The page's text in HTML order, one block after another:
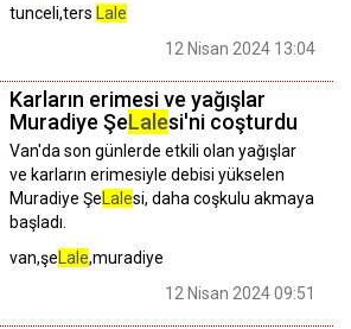
tunceli,ters
Lale
12 Nisan 2024 13:04
Karların erimesi ve yağışlar
Muradiye ŞeLalesi'ni coşturdu
Van'da son günlerde etkili olan yağışlar
ve karların erimesiyle debisi yükselen
Muradiye Şe Lalesi, daha coşkulu akmaya
başladı.
van,şe Lale,muradiye
12 Nisan 2024 09:51